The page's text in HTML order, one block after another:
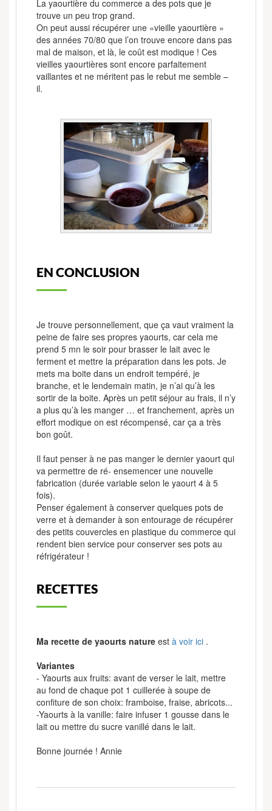
La yaourtière du commerce a des pots que je
trouve un peu trop grand.
On peut aussi récupérer une «vieille yaourtière »
des années 70/80 que l’on trouve encore dans pas
mal de maison, et là, le coût est modique ! Ces
vieilles yaourtières sont encore parfaitement
vaillantes et ne méritent pas le rebut me semble –
il.
EN CONCLUSION
Je trouve personnellement, que ça vaut vraiment la
peine de faire ses propres yaourts, car cela me
prend 5 mn le soir pour brasser le lait avec le
ferment et mettre la préparation dans les pots. Je
mets ma boite dans un endroit tempéré, je
branche, et le lendemain matin, je n’ai qu’à les
sortir de la boite. Après un petit séjour au frais, il n’y
a plus qu’à les manger … et franchement, après un
effort modique on est récompensé, car ça a très
bon goût.
Il faut penser à ne pas manger le dernier yaourt qui
va permettre de ré- ensemencer une nouvelle
fabrication (durée variable selon le yaourt 4 à 5
fois).
Penser également à conserver quelques pots de
verre et à demander à son entourage de récupérer
des petits couvercles en plastique du commerce qui
rendent bien service pour conserver ses pots au
réfrigérateur !
RECETTES
Ma recette de yaourts nature est à voir ici .
Variantes
- Yaourts aux fruits: avant de verser le lait, mettre
au fond de chaque pot 1 cuillerée à soupe de
confiture de son choix: framboise, fraise, abricots...
-Yaourts à la vanille: faire infuser 1 gousse dans le
lait ou mettre du sucre vanillé dans le lait.
Bonne journée ! Annie